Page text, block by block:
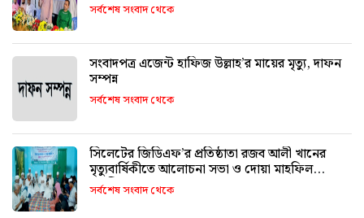
সর্বশেষ সংবাদ থেকে
সংবাদপত্র এজেন্ট হাফিজ উল্লাহ’র মায়ের মৃত্যু, দাফন
সম্পন্ন
সর্বশেষ সংবাদ থেকে
সিলেটের জিডিএফ’র প্রতিষ্ঠাতা রজব আলী খানের
মৃত্যুবার্ষিকীতে আলোচনা সভা ও দোয়া মাহফিল
অনুষ্ঠিত
সর্বশেষ সংবাদ থেকে